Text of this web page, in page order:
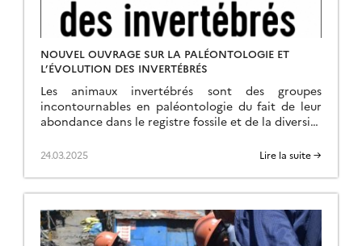
NOUVEL OUVRAGE SUR LA PALÉONTOLOGIE ET
L’ÉVOLUTION DES INVERTÉBRÉS
Les animaux invertébrés sont des groupes
incontournables en paléontologie du fait de leur
abondance dans le registre fossile et de la diversité
comprendre […]
24.03.2025 Lire la suite →